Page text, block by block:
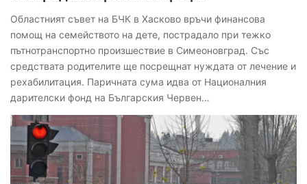
Областният съвет на БЧК в Хасково връчи финансова
помощ на семейството на дете, пострадало при тежко
пътнотранспортно произшествие в Симеоновград. Със
средствата родителите ще посрещнат нуждата от лечение и
рехабилитация. Паричната сума идва от Националния
дарителски фонд на Българския Червен…